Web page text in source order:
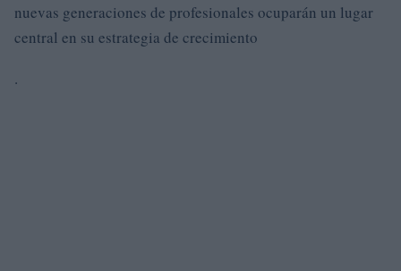
nuevas generaciones de profesionales ocuparán un lugar
central en su estrategia de crecimiento
.